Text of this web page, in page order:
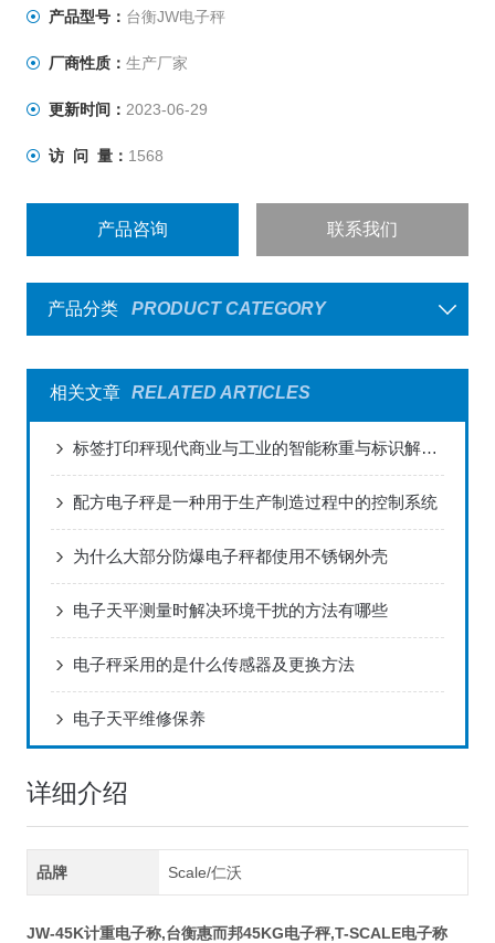
*"的信念，不断推出一系列高品质产品，提高生产效益，同
创造无限的价值与优势，是您值得信赖的事业伙伴。
产品型号： 台衡JW电子秤
厂商性质： 生产厂家
更新时间： 2023-06-29
访 问 量： 1568
产品咨询 联系我们
产品分类 PRODUCT CATEGORY
相关文章 RELATED ARTICLES
标签打印秤现代商业与工业的智能称重与标识解决方案
配方电子秤是一种用于生产制造过程中的控制系统
为什么大部分防爆电子秤都使用不锈钢外壳
电子天平测量时解决环境干扰的方法有哪些
电子秤采用的是什么传感器及更换方法
电子天平维修保养
详细介绍
品牌 Scale/仁沃
JW-45K计重电子称,台衡惠而邦45KG电子秤,T-SCALE电子称